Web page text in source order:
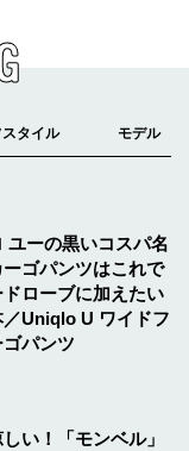
ユーの黒いコスパ名
ゴパンツはこれで
ローブに加えたい
Uniqlo U ワイドフ
パンツ
い！「モンベル」